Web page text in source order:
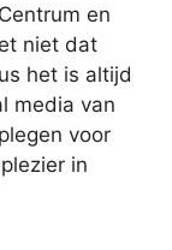
en
niet dat
het is altijd
media van
voor
in